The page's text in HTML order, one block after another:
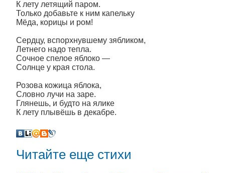
К лету летящий паром.
Только добавьте к ним капельку
Мёда, корицы и ром!
Сердцу, вспорхнувшему зябликом,
Летнего надо тепла.
Сочное спелое яблоко —
Солнце у края стола.
Розова кожица яблока,
Словно лучи на заре.
Глянешь, и будто на ялике
К лету плывёшь в декабре.
Читайте еще стихи